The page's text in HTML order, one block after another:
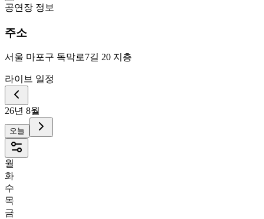
공연장 정보
주소
서울 마포구 독막로7길 20 지층
라이브 일정
26년 8월
오늘
월
화
수
목
금